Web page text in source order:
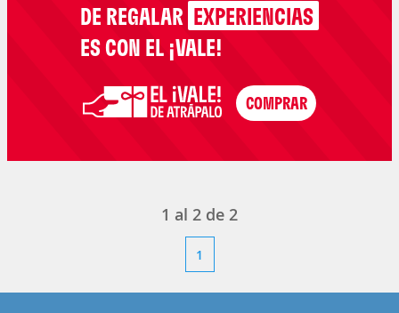
DE REGALAR EXPERIENCIAS
ES CON EL ¡VALE!
1 al 2 de 2
1